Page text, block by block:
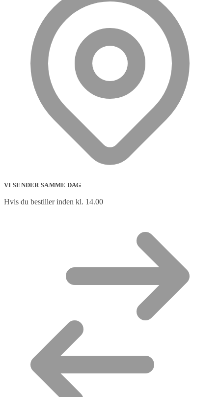
VI SENDER SAMME DAG
Hvis du bestiller inden kl. 14.00